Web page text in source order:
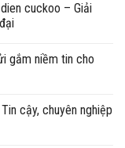
cuckoo – Giải
gắm niềm tin cho
cậy, chuyên nghiệp